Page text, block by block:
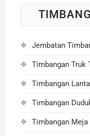
Jembatan
Timbangan Truk
Timbangan
Timbangan
Timbangan Meja